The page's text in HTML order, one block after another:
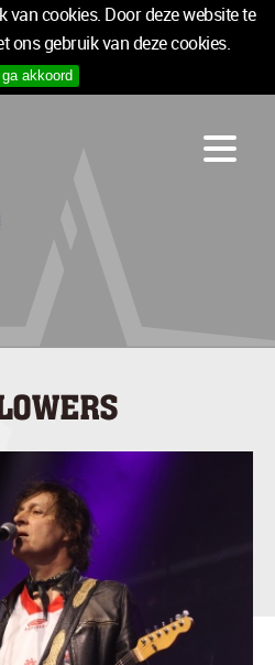
van cookies. Door deze website te
ons gebruik van deze cookies.
ga akkoord